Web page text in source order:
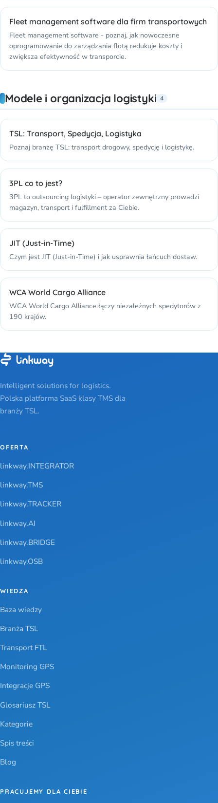
Fleet management software dla firm transportowych
Fleet management software - poznaj, jak nowoczesne
oprogramowanie do zarządzania flotą redukuje koszty i
zwiększa efektywność w transporcie.
Modele i organizacja logistyki 4
TSL: Transport, Spedycja, Logistyka
Poznaj branżę TSL: transport drogowy, spedycję i logistykę.
3PL co to jest?
3PL to outsourcing logistyki – operator zewnętrzny prowadzi
magazyn, transport i fulfillment za Ciebie.
JIT (Just-in-Time)
Czym jest JIT (Just-in-Time) i jak usprawnia łańcuch dostaw.
WCA World Cargo Alliance
WCA World Cargo Alliance łączy niezależnych spedytorów z
190 krajów.
Intelligent solutions for logistics.
Polska platforma SaaS klasy TMS dla
branży TSL.
OFERTA
linkway.INTEGRATOR
linkway.TMS
linkway.TRACKER
linkway.AI
linkway.BRIDGE
linkway.OSB
WIEDZA
Baza wiedzy
Branża TSL
Transport FTL
Monitoring GPS
Integracje GPS
Glosariusz TSL
Kategorie
Spis treści
Blog
PRACUJEMY DLA CIEBIE